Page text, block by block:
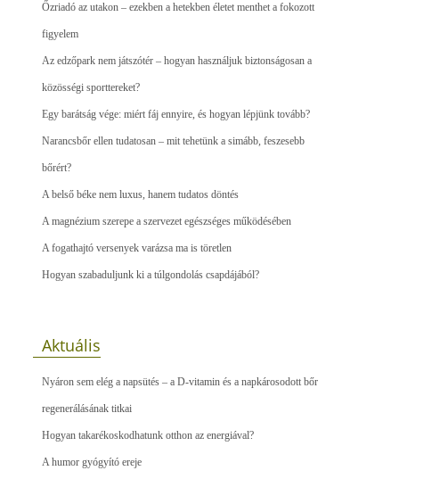
Őzriadó az utakon – ezekben a hetekben életet menthet a fokozott
figyelem
Az edzőpark nem játszótér – hogyan használjuk biztonságosan a
közösségi sporttereket?
Egy barátság vége: miért fáj ennyire, és hogyan lépjünk tovább?
Narancsbőr ellen tudatosan – mit tehetünk a simább, feszesebb
bőrért?
A belső béke nem luxus, hanem tudatos döntés
A magnézium szerepe a szervezet egészséges működésében
A fogathajtó versenyek varázsa ma is töretlen
Hogyan szabaduljunk ki a túlgondolás csapdájából?
Aktuális
Nyáron sem elég a napsütés – a D-vitamin és a napkárosodott bőr
regenerálásának titkai
Hogyan takarékoskodhatunk otthon az energiával?
A humor gyógyító ereje